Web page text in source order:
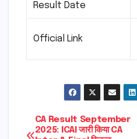
Result Date
Official Link
Post
CA Result September
2025: ICAI जारी किया CA